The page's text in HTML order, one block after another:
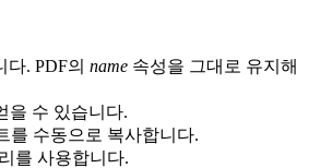
다. PDF의 name 속성을 그대로 유지해
을 수 있습니다.
를 수동으로 복사합니다.
를 사용합니다.